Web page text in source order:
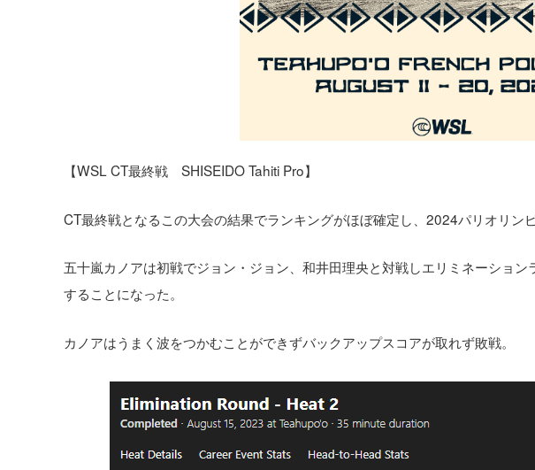
【WSL CT最終戦 SHISEIDO Tahiti Pro】
CT最終戦となるこの大会の結果でランキングがほぼ確定し、2024パリオリン
五十嵐カノアは初戦でジョン・ジョン、和井田理央と対戦しエリミネーショ
することになった。
カノアはうまく波をつかむことができずバックアップスコアが取れず敗戦。